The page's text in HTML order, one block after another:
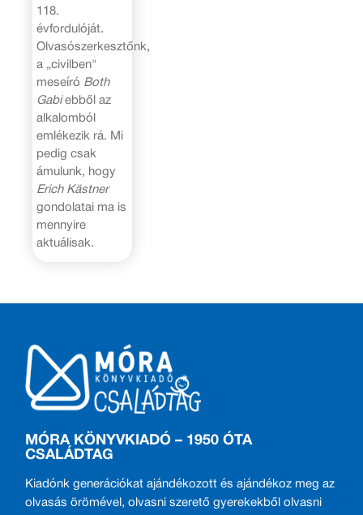
118.
évfordulóját.
Olvasószerkesztőnk,
a „civilben"
meseíró Both
Gabiebből az
alkalomból
emlékezik rá. Mi
pedig csak
ámulunk, hogy
Erich Kästner
gondolatai ma is
mennyire
aktuálisak.
MÓRA KÖNYVKIADÓ – 1950 ÓTA
CSALÁDTAG
Kiadónk generációkat ajándékozott és ajándékoz meg az
olvasás örömével, olvasni szerető gyerekekből olvasni